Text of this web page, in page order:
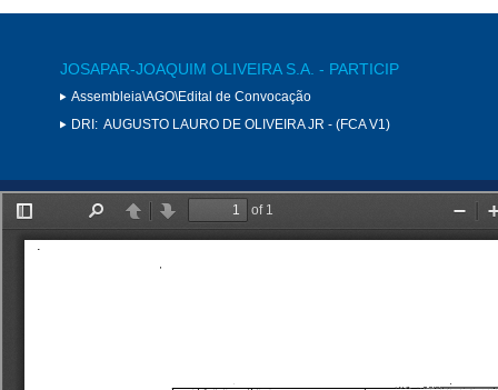
JOSAPAR-JOAQUIM OLIVEIRA S.A. - PARTICIP
Assembleia\AGO\Edital de Convocação
DRI: AUGUSTO LAURO DE OLIVEIRA JR - (FCA V1)